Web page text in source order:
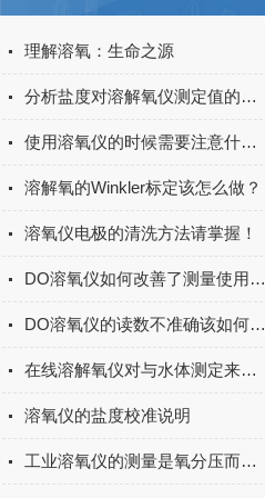
理解溶氧：生命之源
分析盐度对溶解氧仪测定值的影响
使用溶氧仪的时候需要注意什么？
溶解氧的Winkler标定该怎么做？
溶氧仪电极的清洗方法请掌握！
DO溶氧仪如何改善了测量使用环境？
DO溶氧仪的读数不准确该如何分析？
在线溶解氧仪对与水体测定来说有何作用？
溶氧仪的盐度校准说明
工业溶氧仪的测量是氧分压而非氧浓度